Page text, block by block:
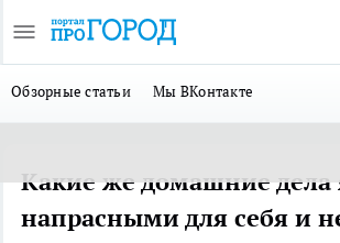
Обзорные статьи Мы ВКонтакте
Какие же домашние дела
напрасными для себя и